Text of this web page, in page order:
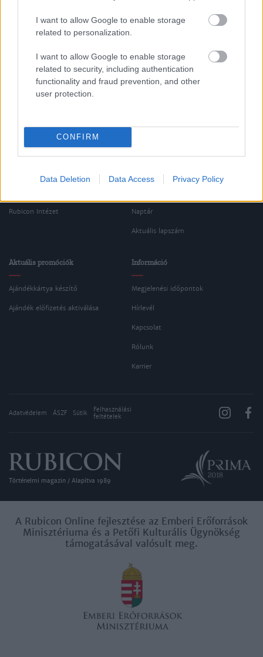
I want to allow Google to enable storage
related to personalization.
I want to allow Google to enable storage
related to security, including authentication
functionality and fraud prevention, and other
user protection.
CONFIRM
Data Deletion Data Access Privacy Policy
A középkori Németország
VISSZA AZ OLDAL TETEJÉRE
Oldalaink
Rubicon Intézet
Cikkek
Tananyagok
Naptár
Aktuális lapszám
Aktuális promóciók
Ajándékkártya készítő
Ajándék előfizetés aktiválása
Információ
Megjelenési időpontok
Hírlevél
Kapcsolat
Rólunk
Karrier
Adatvédelem ÁSZF Sütik
Felhasználási
feltételek
Történelmi magazin / Alapítva 1989
A Rubicon Online fejlesztése az Emberi Erőforrások
Minisztériuma és a Petőfi Kulturális Ügynökség
támogatásával valósult meg.